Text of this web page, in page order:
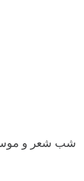
شب شعر و